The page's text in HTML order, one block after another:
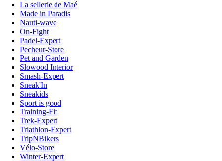
La sellerie de Maé
Made in Paradis
Nauti-wave
On-Fight
Padel-Expert
Pecheur-Store
Pet and Garden
Slowood Interior
Smash-Expert
Sneak'In
Sneakids
Sport is good
Training-Fit
Trek-Expert
Triathlon-Expert
TripNBikers
Vélo-Store
Winter-Expert